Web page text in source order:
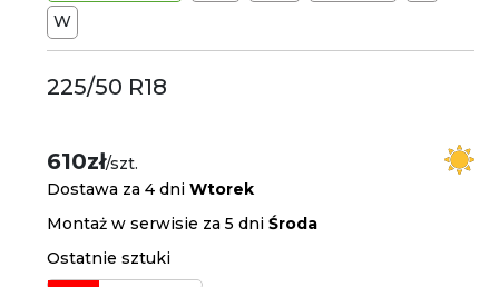
W
225/50 R18
610zł/szt.
Dostawa za 4 dniWtorek
Montaż w serwisie za 5 dniŚroda
Ostatnie sztuki